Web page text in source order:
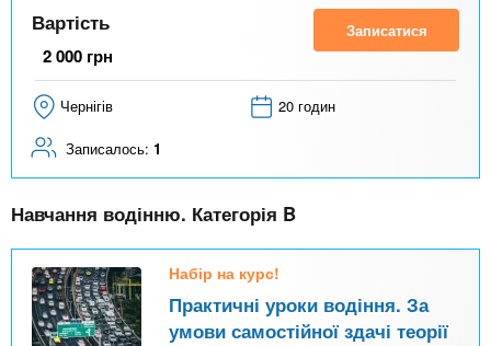
Вартість
2 000 грн
Записатися
Чернігів 20 годин
Записалось: 1
Навчання водінню. Категорія B
Набір на курс!
Практичні уроки водіння. За
умови самостійної здачі теорії